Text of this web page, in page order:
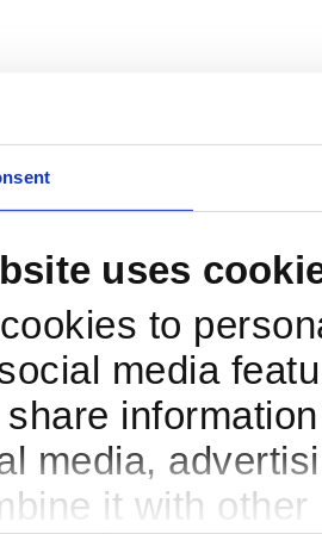
uses
to
media
media,
it with